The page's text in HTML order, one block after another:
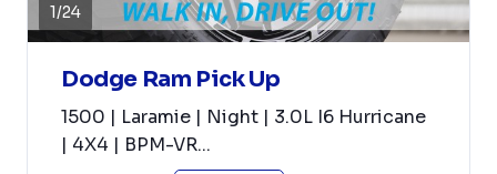
1/24
Dodge Ram Pick Up
1500 | Laramie | Night | 3.0L I6 Hurricane
| 4X4 | BPM-VR...